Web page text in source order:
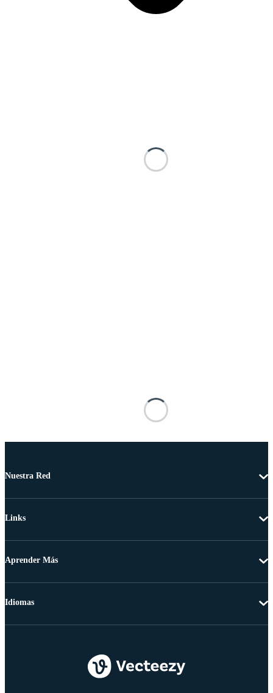
Nuestra Red
Links
Aprender Más
Idiomas